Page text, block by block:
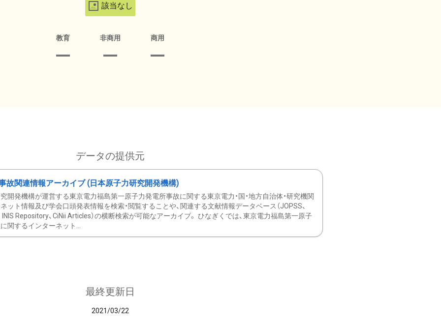
該当なし
教育 非商用 商用
データの提供元
故関連情報アーカイブ (日本原子力研究開発機構)
開発機構が運営する東京電力福島第一原子力発電所事故に関する東京電力・国・地方自治体・研究機関
ット情報及び学会口頭発表情報を検索・閲覧することや、関連する文献情報データベース（JOPSS、
INIS Repository、CiNii Articles）の横断検索が可能なアーカイブ。 ひなぎくでは、東京電力福島第一原子
関するインターネット...
最終更新日
2021/03/22